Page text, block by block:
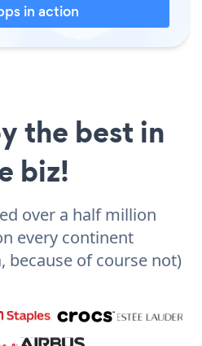
in action
the best in
biz!
over a half million
every continent
because of course not)